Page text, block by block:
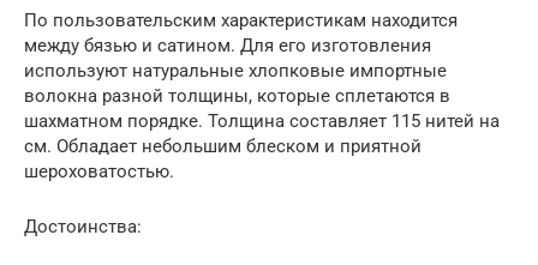
По пользовательским характеристикам находится
между бязью и сатином. Для его изготовления
используют натуральные хлопковые импортные
волокна разной толщины, которые сплетаются в
шахматном порядке. Толщина составляет 115 нитей на
см. Обладает небольшим блеском и приятной
шероховатостью.
Достоинства: